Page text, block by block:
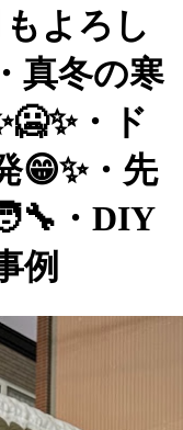
よろし
真冬の寒
・ド
😁✨・先
・DIY
例